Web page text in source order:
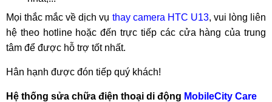
Mọi thắc mắc về dịch vụ thay camera HTC U13, vui lòng liên
hệ theo hotline hoặc đến trực tiếp các cửa hàng của trung
tâm để được hỗ trợ tốt nhất.
Hân hạnh được đón tiếp quý khách!
Hệ thống sửa chữa điện thoại di động MobileCity Care